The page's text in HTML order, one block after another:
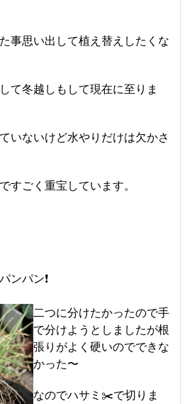
事思い出して植え替えしたくな
て冬越しもして現在に至りま
いないけど水やりだけは欠かさ
すごく重宝しています。
ンパン❗️
二つに分けたかったので手
で分けようとしましたが根
張りがよく硬いのでできな
かった〜
なのでハサミ✂️で切りま